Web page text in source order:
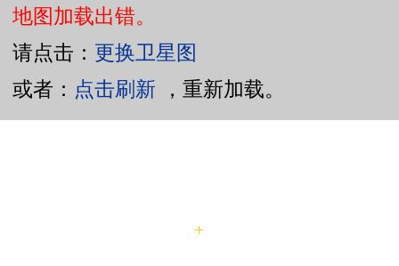
地图加载出错。
请点击： 更换卫星图
或者： 点击刷新 ，重新加载。